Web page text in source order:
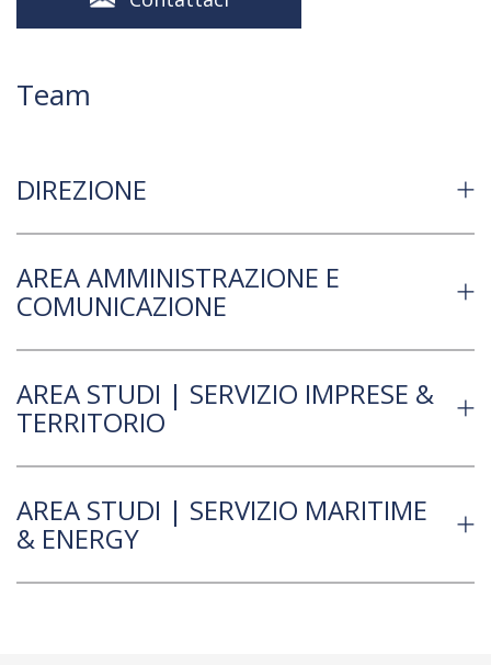
Team
DIREZIONE
AREA AMMINISTRAZIONE E
COMUNICAZIONE
AREA STUDI | SERVIZIO IMPRESE &
TERRITORIO
AREA STUDI | SERVIZIO MARITIME
& ENERGY